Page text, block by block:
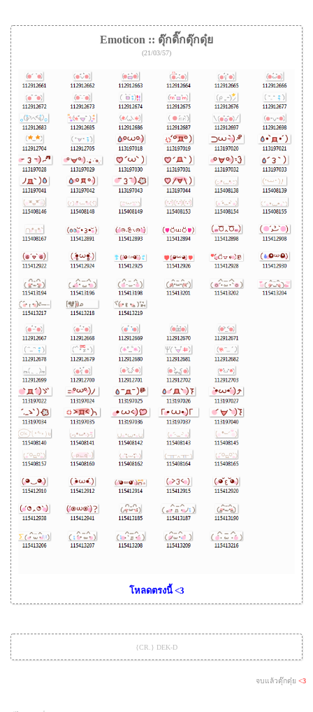
Emoticon :: ดุ๊กดิ๊กดุ๊กดุ๋ย
(21/03/57)
โหลดตรงนี้ <3
{CR.} DEK-D
จบแล้วดุ๊กดุ๋ย <3